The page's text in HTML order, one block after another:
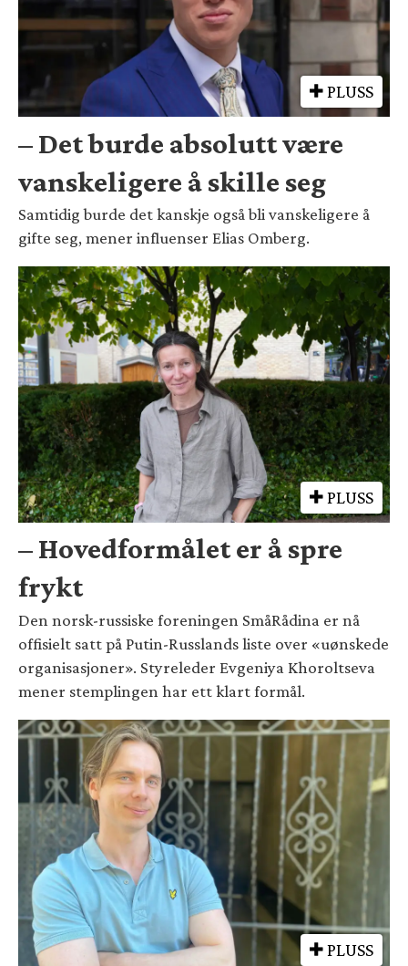
PLUSS
– Det burde absolutt være
vanskeligere å skille seg
Samtidig burde det kanskje også bli vanskeligere å
gifte seg, mener influenser Elias Omberg.
PLUSS
– Hovedformålet er å spre
frykt
Den norsk-russiske foreningen SmåRådina er nå
offisielt satt på Putin-Russlands liste over «uønskede
organisasjoner». Styreleder Evgeniya Khoroltseva
mener stemplingen har ett klart formål.
PLUSS